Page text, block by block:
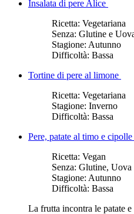
Insalata di pere Alice
Ricetta: Vegetariana
Senza: Glutine e
Stagione: Autunno
Difficoltà: Bassa
Tortine di pere al limone
Ricetta: Vegetariana
Stagione: Inverno
Difficoltà: Bassa
Pere, patate al timo e
Ricetta: Vegan
Senza: Glutine, Uova
Stagione: Autunno
Difficoltà: Bassa
La frutta incontra le patate